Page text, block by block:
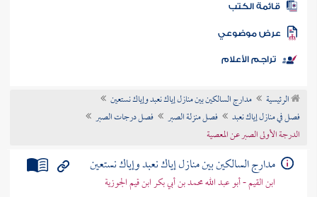
المكتبة
الكتب
موضوعي
تراجم الأعلام
الرئيسية
مدارج السالكين بين منازل إياك نعبد وإياك نستعين
فصل في منازل إياك نعبد
فصل منزلة الصبر
فصل درجات الصبر
الدرجة الأولى الصبر عن المعصية
مدارج السالكين بين منازل إياك نعبد وإياك نستعين
ابن القيم - أبو عبد الله محمد بن أبي بكر ابن قيم الجوزية